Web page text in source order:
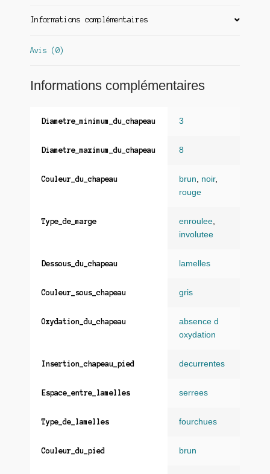
Informations complémentaires
Avis (0)
Informations complémentaires
Diametre_minimum_du_chapeau 3
Diametre_maximum_du_chapeau 8
Couleur_du_chapeau brun noir,
rouge
Type_de_marge enroulee
involutee
Dessous_du_chapeau lamelles
Couleur_sous_chapeau gris
Oxydation_du_chapeau
absence d
oxydation
Insertion_chapeau_pied decurrentes
Espace_entre_lamelles serrees
Type_de_lamelles fourchues
Couleur_du_pied brun